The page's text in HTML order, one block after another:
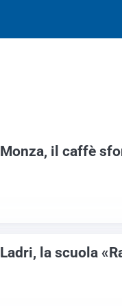
Monza, il caffè
Ladri, la scuola